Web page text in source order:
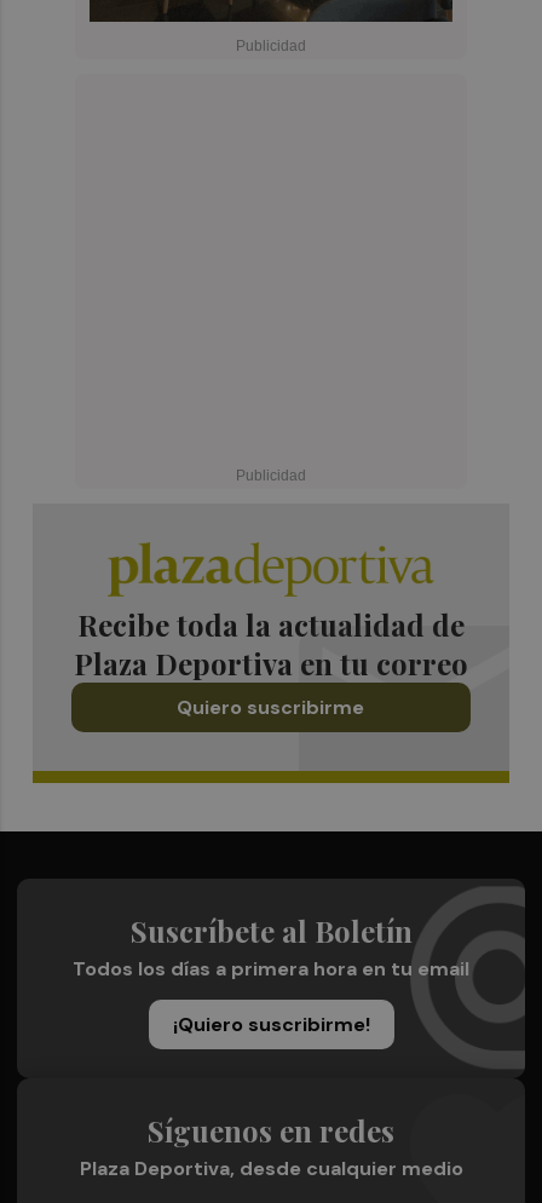
Recibe toda la actualidad de
Plaza Deportiva en tu correo
Quiero suscribirme
Suscríbete al Boletín
Todos los días a primera hora en tu email
¡Quiero suscribirme!
Síguenos en redes
Plaza Deportiva, desde cualquier medio